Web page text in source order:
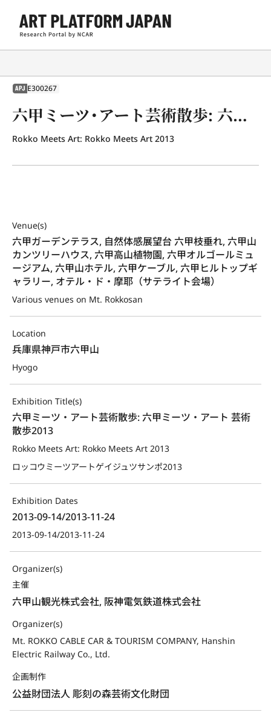
APJ E300267
六甲ミーツ・アート芸術散歩: 六甲ミーツ・アート 芸術散歩2013
Rokko Meets Art: Rokko Meets Art 2013
Venue(s)
六甲ガーデンテラス, 自然体感展望台 六甲枝垂れ, 六甲山
カンツリーハウス, 六甲高山植物園, 六甲オルゴールミュ
ージアム, 六甲山ホテル, 六甲ケーブル, 六甲ヒルトップギ
ャラリー, オテル・ド・摩耶（サテライト会場）
Various venues on Mt. Rokkosan
Location
兵庫県神戸市六甲山
Hyogo
Exhibition Title(s)
六甲ミーツ・アート芸術散歩: 六甲ミーツ・アート 芸術
散歩2013
Rokko Meets Art: Rokko Meets Art 2013
ロッコウミーツアートゲイジュツサンポ2013
Exhibition Dates
2013-09-14/2013-11-24
2013-09-14/2013-11-24
Organizer(s)
主催
六甲山観光株式会社, 阪神電気鉄道株式会社
Organizer(s)
Mt. ROKKO CABLE CAR & TOURISM COMPANY, Hanshin
Electric Railway Co., Ltd.
企画制作
公益財団法人 彫刻の森芸術文化財団